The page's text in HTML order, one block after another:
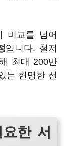
비교를 넘어
입니다. 철저
최대 200만
는 현명한 선
한 서